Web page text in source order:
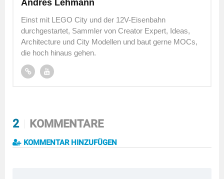
Andres Lehmann
Einst mit LEGO City und der 12V-Eisenbahn
durchgestartet, Sammler von Creator Expert, Ideas,
Architecture und City Modellen und baut gerne MOCs,
die hoch hinaus gehen.
2 KOMMENTARE
KOMMENTAR HINZUFÜGEN